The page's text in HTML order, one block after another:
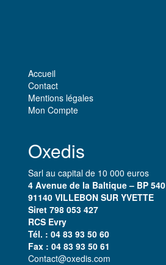
Accueil
Contact
Mentions légales
Mon Compte
Oxedis
Sarl au capital de 10 000 euros
4 Avenue de la Baltique – BP 540
91140 VILLEBON SUR YVETTE
Siret 798 053 427
RCS Evry​
Tél. : 04 83 93 50 60
Fax : 04 83 93 50 61
Contact@oxedis.com